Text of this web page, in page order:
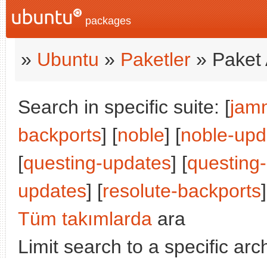
packages
» Ubuntu » Paketler » Paket
Search in specific suite: [
backports] [noble] [noble-
[questing-updates] [
updates] [resolute-backports
Tüm takımlarda ara
Limit search to a specific